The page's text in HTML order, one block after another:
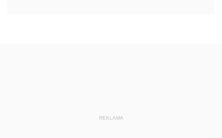
REKLAMA